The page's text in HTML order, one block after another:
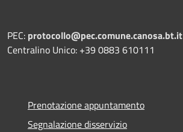
PEC: protocollo@pec.comune.canosa.bt.it
Centralino Unico: +39 0883 610111
Prenotazione appuntamento
Segnalazione disservizio